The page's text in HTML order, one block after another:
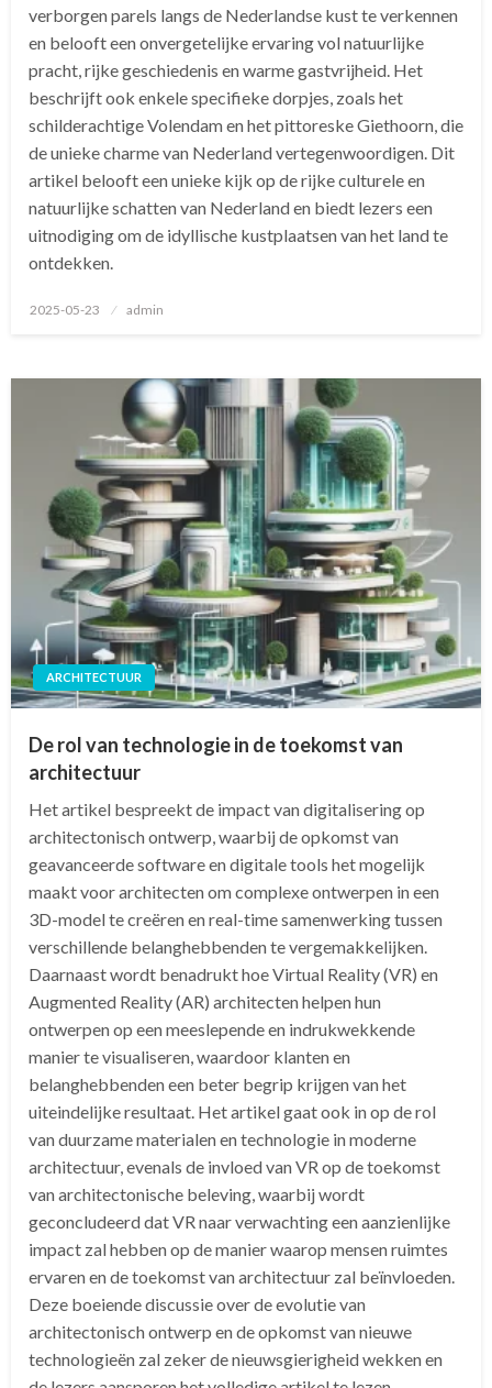
verborgen parels langs de Nederlandse kust te verkennen
en belooft een onvergetelijke ervaring vol natuurlijke
pracht, rijke geschiedenis en warme gastvrijheid. Het
beschrijft ook enkele specifieke dorpjes, zoals het
schilderachtige Volendam en het pittoreske Giethoorn, die
de unieke charme van Nederland vertegenwoordigen. Dit
artikel belooft een unieke kijk op de rijke culturele en
natuurlijke schatten van Nederland en biedt lezers een
uitnodiging om de idyllische kustplaatsen van het land te
ontdekken.
Geplaatst
2025-05-23 admin
ARCHITECTUUR
De rol van technologie in de toekomst van
architectuur
Het artikel bespreekt de impact van digitalisering op
architectonisch ontwerp, waarbij de opkomst van
geavanceerde software en digitale tools het mogelijk
maakt voor architecten om complexe ontwerpen in een
3D-model te creëren en real-time samenwerking tussen
verschillende belanghebbenden te vergemakkelijken.
Daarnaast wordt benadrukt hoe Virtual Reality (VR) en
Augmented Reality (AR) architecten helpen hun
ontwerpen op een meeslepende en indrukwekkende
manier te visualiseren, waardoor klanten en
belanghebbenden een beter begrip krijgen van het
uiteindelijke resultaat. Het artikel gaat ook in op de rol
van duurzame materialen en technologie in moderne
architectuur, evenals de invloed van VR op de toekomst
van architectonische beleving, waarbij wordt
geconcludeerd dat VR naar verwachting een aanzienlijke
impact zal hebben op de manier waarop mensen ruimtes
ervaren en de toekomst van architectuur zal beïnvloeden.
Deze boeiende discussie over de evolutie van
architectonisch ontwerp en de opkomst van nieuwe
technologieën zal zeker de nieuwsgierigheid wekken en